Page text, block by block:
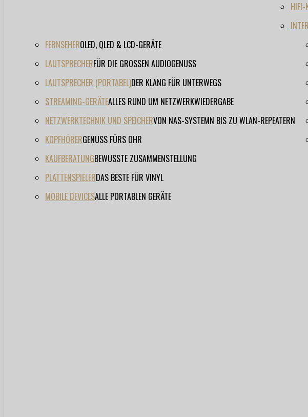
HIFI-
FERNSEHEROLED, QLED & LCD-GERÄTE
LAUTSPRECHERFÜR DIE GROSSEN AUDIOGENUSS
LAUTSPRECHER (PORTABEL)DER KLANG FÜR UNTERWEGS
STREAMING-GERÄTEALLES RUND UM NETZWERKWIEDERGABE
NETZWERKTECHNIK UND SPEICHERVON NAS-SYSTEMN BIS ZU WLAN-REPEATERN
KOPFHÖRERGENUSS FÜRS OHR
KAUFBERATUNGBEWUSSTE ZUSAMMENSTELLUNG
PLATTENSPIELERDAS BESTE FÜR VINYL
MOBILE DEVICESALLE PORTABLEN GERÄTE